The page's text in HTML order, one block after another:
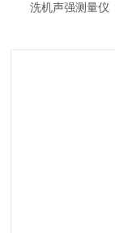
洗机声强测量仪